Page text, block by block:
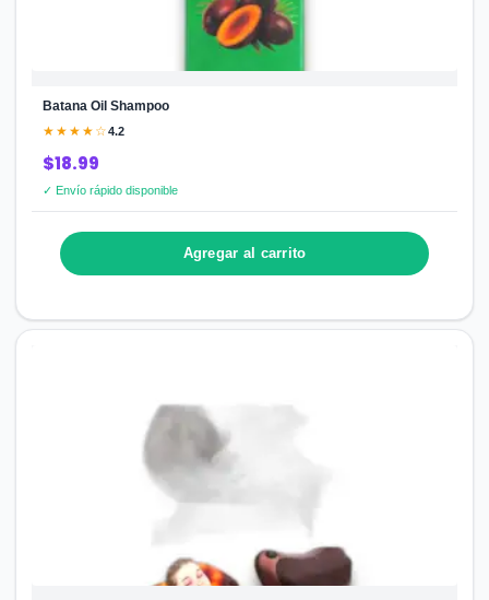
Batana Oil Shampoo
★★★★☆4.2
$18.99
✓ Envío rápido disponible
Agregar al carrito